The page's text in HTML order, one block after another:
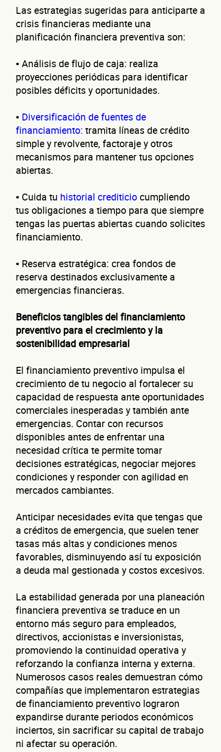
Las estrategias sugeridas para anticiparte a
crisis financieras mediante una
planificación financiera preventiva son:
• Análisis de flujo de caja: realiza
proyecciones periódicas para identificar
posibles déficits y oportunidades.
• Diversificación de fuentes de
financiamiento: tramita líneas de crédito
simple y revolvente, factoraje y otros
mecanismos para mantener tus opciones
abiertas.
• Cuida tu historial crediticiocumpliendo
tus obligaciones a tiempo para que siempre
tengas las puertas abiertas cuando solicites
financiamiento.
• Reserva estratégica: crea fondos de
reserva destinados exclusivamente a
emergencias financieras.
Beneficios tangibles del financiamiento
preventivo para el crecimiento y la
sostenibilidad empresarial
El financiamiento preventivo impulsa el
crecimiento de tu negocio al fortalecer su
capacidad de respuesta ante oportunidades
comerciales inesperadas y también ante
emergencias. Contar con recursos
disponibles antes de enfrentar una
necesidad crítica te permite tomar
decisiones estratégicas, negociar mejores
condiciones y responder con agilidad en
mercados cambiantes.
Anticipar necesidades evita que tengas que
a créditos de emergencia, que suelen tener
tasas más altas y condiciones menos
favorables, disminuyendo así tu exposición
a deuda mal gestionada y costos excesivos.
La estabilidad generada por una planeación
financiera preventiva se traduce en un
entorno más seguro para empleados,
directivos, accionistas e inversionistas,
promoviendo la continuidad operativa y
reforzando la confianza interna y externa.
Numerosos casos reales demuestran cómo
compañías que implementaron estrategias
de financiamiento preventivo lograron
expandirse durante periodos económicos
inciertos, sin sacrificar su capital de trabajo
ni afectar su operación.
Solicita aquí tulínea de liquidez
Esta es una conversación de 2 minutos, no un trámite
de
Esto nos ayuda a ofrecerte la línea de crédito correcta para tu negocio.
No te preocupes, evaluamos cada caso de forma integral.
Primer apellido
Segundo apellido
Teléfono
Correo electrónico